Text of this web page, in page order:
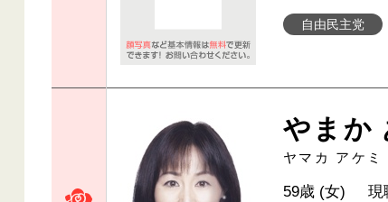
自由民主党
やまか
ヤマカ アケミ
59歳 (女) 現